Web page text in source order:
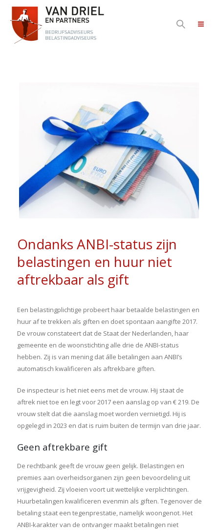
Ondanks ANBI-status zijn
belastingen en huur niet
aftrekbaar als gift
Een belastingplichtige probeert haar betaalde belastingen en
huur af te trekken als giften en doet spontaan aangifte 2017.
De vrouw constateert dat de Staat der Nederlanden, haar
gemeente en de woonstichting alle drie de ANBI-status
hebben. Zij is van mening dat álle betalingen aan ANBI’s
automatisch kwalificeren als aftrekbare giften.
De inspecteur is het niet eens met de vrouw. Hij staat de
aftrek niet toe en legt voor 2017 een aanslag op van € 219. De
vrouw stelt dat die aanslag moet worden vernietigd. Hij is
opgelegd in 2023 en dat is ruim buiten de termijn van drie jaar.
Geen aftrekbare gift
De rechtbank geeft de vrouw geen gelijk. Belastingen en
premies aan overheidsorganen zijn geen bevoordeling uit
vrijgevigheid. Zij vloeien voort uit wettelijke verplichtingen.
Huurbetalingen kwalificeren evenmin als giften. Tegenover de
betaling staat een tegenprestatie, namelijk woongenot. Het
ANBI-karakter van de ontvanger maakt betalingen niet